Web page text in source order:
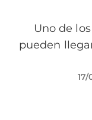
Uno de
pueden
17/